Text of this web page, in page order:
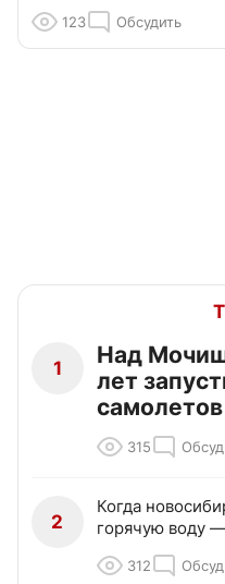
123 Обсудить
1
Над
лет
самолетов
315
2
Когда
горячую воду
312